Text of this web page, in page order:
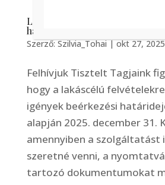
Lakáscélú szolgáltatás
határideje 2025.12.31
Szerző: Szilvia_Tohai | okt 27, 2025
Felhívjuk Tisztelt Tagjaink
hogy a lakáscélú
igények beérkezési
alapján 2025. december 31.
amennyiben a szolgáltatást
szeretné venni, a
tartozó dokumentumokat